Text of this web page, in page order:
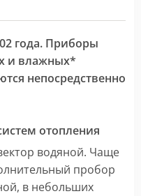
года. Приборы
и влажных*
непосредственно
отопления
водяной. Чаще
пробор
в небольших